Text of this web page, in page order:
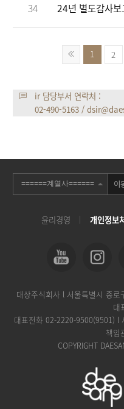
34 24년 별도감사보
1 2
ir 담당부서 연락처 :
02-490-5163 /
이
윤리경영 개인정보
대상주식회사 l 서울특별시 종
대
대표전화 02-2220-9500(9501) l
책임
COPYRIGHT